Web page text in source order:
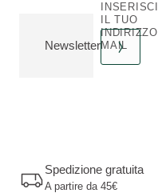
Newsletter
INSERISCI
IL TUO
INDIRIZZO
MAIL
Spedizione gratuita
A partire da 45€